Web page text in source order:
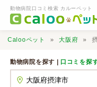
動物病院口コミ検索 カルーペット
Calooペット 大阪府
動物病院を探す | 口コミを探